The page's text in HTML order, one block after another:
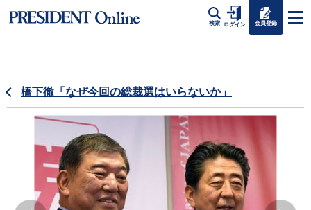
検索 ログイン 会員登録
橋下徹「なぜ今回の総裁選はいらないか」